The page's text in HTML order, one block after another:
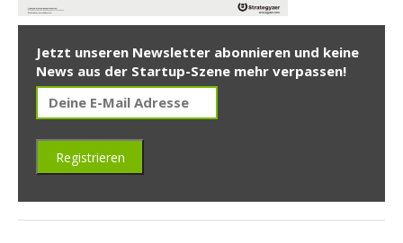
Jetzt unseren Newsletter abonnieren und keine
News aus der Startup-Szene mehr verpassen!